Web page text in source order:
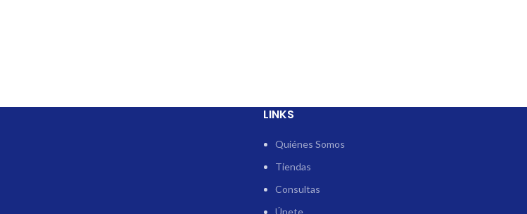
LINKS
Quiénes Somos
Tiendas
Consultas
Únete